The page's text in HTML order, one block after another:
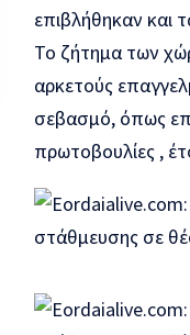
επιβλήθηκαν και
Το ζήτημα των
αρκετούς
σεβασμό, όπως
πρωτοβουλίες ,